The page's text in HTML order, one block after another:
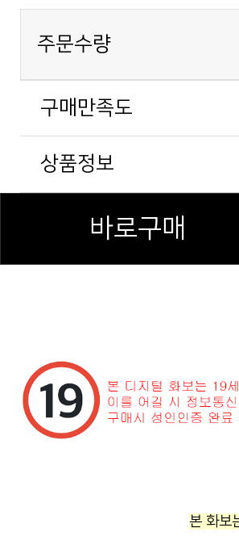
주문수량
구매만족도
상품정보
바로구매
본 화보